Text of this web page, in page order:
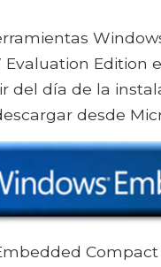
Edition
del día de la
desde
Compact